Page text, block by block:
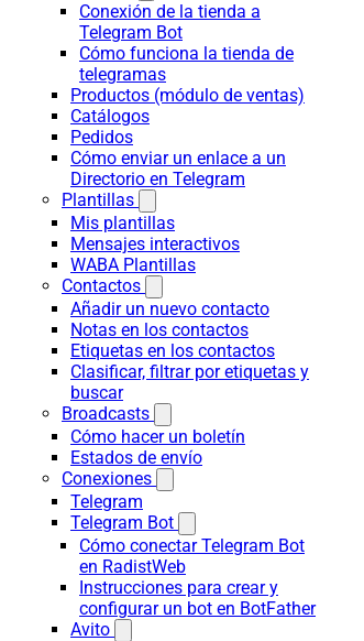
Conexión de la tienda a
Telegram Bot
Cómo funciona la tienda de
telegramas
Productos (módulo de ventas)
Catálogos
Pedidos
Cómo enviar un enlace a un
Directorio en Telegram
Plantillas
Mis plantillas
Mensajes interactivos
WABA Plantillas
Contactos
Añadir un nuevo contacto
Notas en los contactos
Etiquetas en los contactos
Clasificar, filtrar por etiquetas y
buscar
Broadcasts
Cómo hacer un boletín
Estados de envío
Conexiones
Telegram
Telegram Bot
Cómo conectar Telegram Bot
en RadistWeb
Instrucciones para crear y
configurar un bot en BotFather
Avito